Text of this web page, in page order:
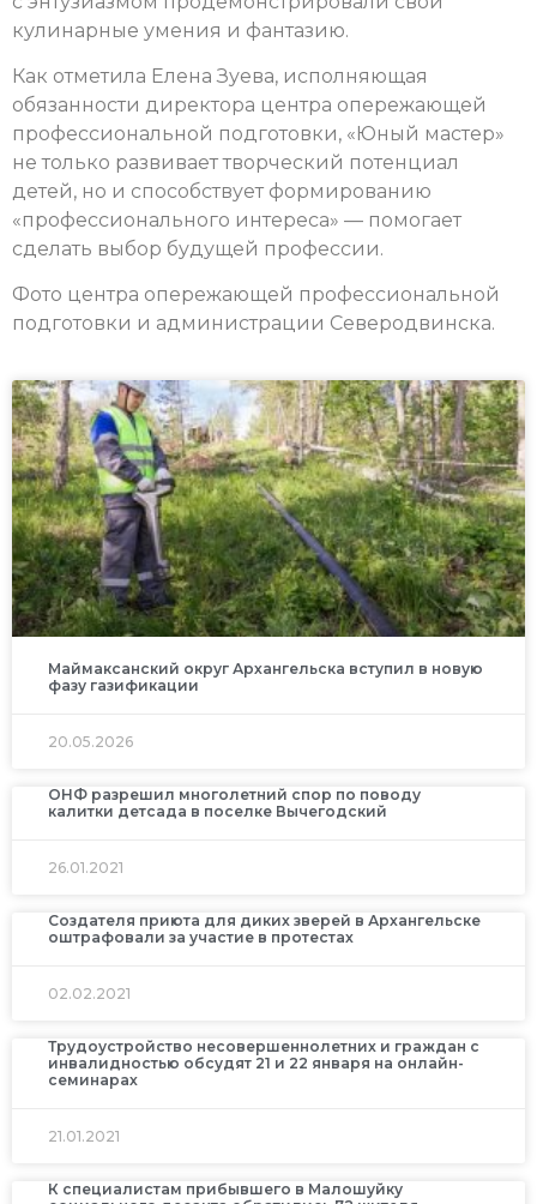
кулинарные умения и фантазию.
Как отметила Елена Зуева, исполняющая
обязанности директора центра опережающей
профессиональной подготовки, «Юный мастер»
не только развивает творческий потенциал
детей, но и способствует формированию
«профессионального интереса» — помогает
сделать выбор будущей профессии.
Фото центра опережающей профессиональной
подготовки и администрации Северодвинска.
Маймаксанский округ Архангельска вступил в новую
фазу газификации
20.05.2026
ОНФ разрешил многолетний спор по поводу
калитки детсада в поселке Вычегодский
26.01.2021
Создателя приюта для диких зверей в Архангельске
оштрафовали за участие в протестах
02.02.2021
Трудоустройство несовершеннолетних и граждан с
инвалидностью обсудят 21 и 22 января на онлайн-
семинарах
21.01.2021
К специалистам прибывшего в Малошуйку